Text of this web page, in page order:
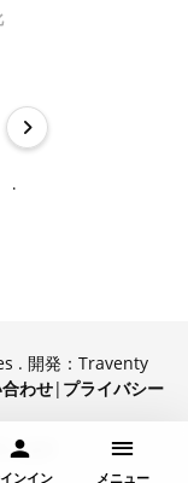
.
. 開発：Traventy
わせ| プライバシー
ます
ンイン メニュー